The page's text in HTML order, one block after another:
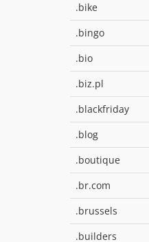
.bike
.bingo
.bio
.biz.pl
.blackfriday
.blog
.boutique
.br.com
.brussels
.builders